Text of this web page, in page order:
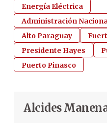
Energía Eléctrica
Administración
Alto Paraguay
Presidente Hayes
Puerto Pinasco
Alcides